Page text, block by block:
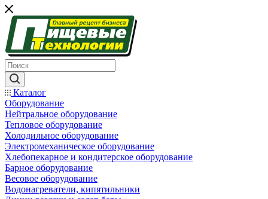
Каталог
Оборудование
Нейтральное оборудование
Тепловое оборудование
Холодильное оборудование
Электромеханическое оборудование
Хлебопекарное и кондитерское оборудование
Барное оборудование
Весовое оборудование
Водонагреватели, кипятильники